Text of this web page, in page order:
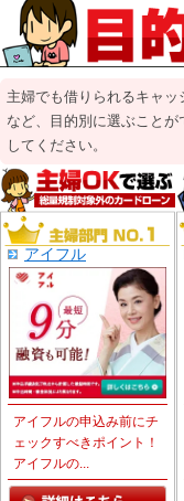
主婦でも借りられるキャ
など、目的別に選ぶこと
してください。
アイフル
アイフルの申込み前にチ
ェックすべきポイント！
アイフルの...